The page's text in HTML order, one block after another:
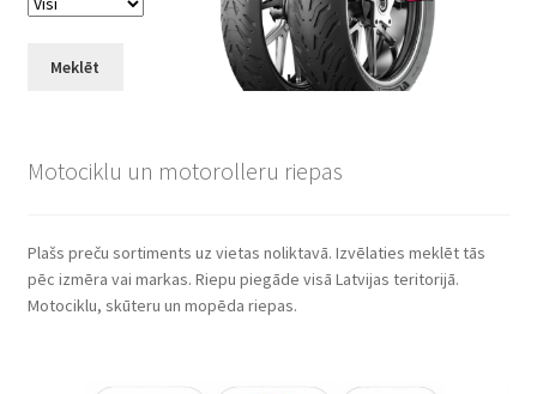
Meklēt
Motociklu un motorolleru riepas
Plašs preču sortiments uz vietas noliktavā. Izvēlaties meklēt tās
pēc izmēra vai markas. Riepu piegāde visā Latvijas teritorijā.
Motociklu, skūteru un mopēda riepas.